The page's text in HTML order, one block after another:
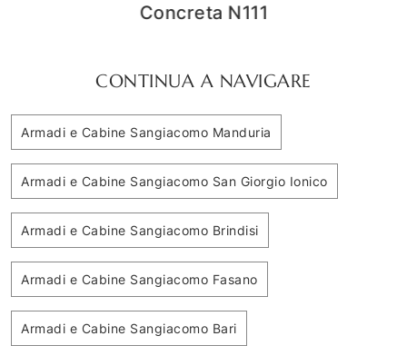
Comp N04A
CONTINUA A NAVIGARE
Armadi e Cabine Sangiacomo Manduria
Armadi e Cabine Sangiacomo San Giorgio Ionico
Armadi e Cabine Sangiacomo Brindisi
Armadi e Cabine Sangiacomo Fasano
Armadi e Cabine Sangiacomo Bari